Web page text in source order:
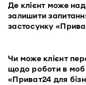
Де клієнт може
залишити
застосунку
Чи може клієнт
щодо роботи в
«Приват24 для